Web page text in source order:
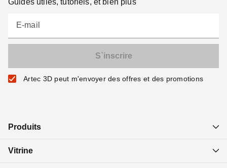
E-mail
Artec 3D peut m'envoyer des offres et des promotions
Produits
Vitrine